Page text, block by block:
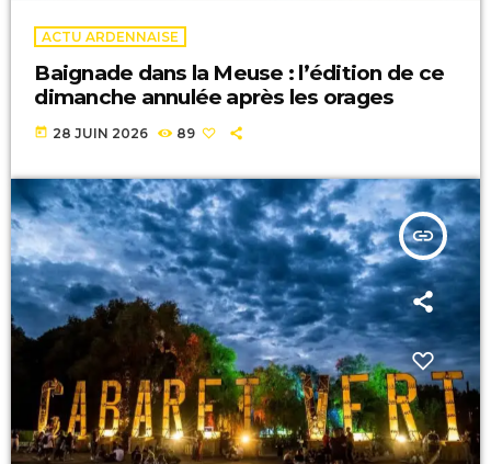
ACTU ARDENNAISE
Baignade dans la Meuse : l’édition de ce
dimanche annulée après les orages
today 28 JUIN 2026 89
insert_link